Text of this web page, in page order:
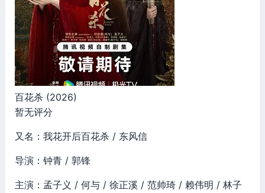
百花杀 (2026)
暂无评分
又名：我花开后百花杀 / 东风信
导演：钟青 / 郭锋
主演：孟子义 / 何与 / 徐正溪 / 范帅琦 / 赖伟明 / 林子